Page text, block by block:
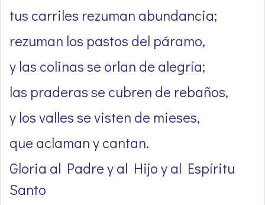
tus carriles rezuman abundancia;
rezuman los pastos del páramo,
y las colinas se orlan de alegría;
las praderas se cubren de rebaños,
y los valles se visten de mieses,
que aclaman y cantan.
Gloria al Padre y al Hijo y al Espíritu
Santo